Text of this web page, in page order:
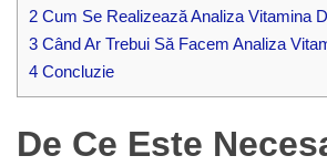
2 Cum Se Realizează Analiza Vitamina
3 Când Ar Trebui Să Facem Analiza
4 Concluzie
De Ce Este